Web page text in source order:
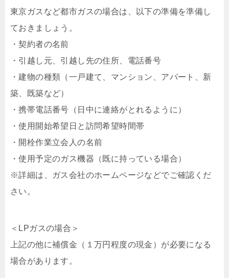
東京ガスなど都市ガスの場合は、以下の準備を準備し
ておきましょう。
・契約者の名前
・引越し元、引越し先の住所、電話番号
・建物の種類（一戸建て、マンション、アパート、新
築、既築など）
・携帯電話番号（日中に連絡がとれるように）
・使用開始希望日と訪問希望時間帯
・開栓作業立会人の名前
・使用予定のガス機器（既に持っている場合）
※詳細は、ガス会社のホームページなどでご確認くだ
さい。
＜LPガスの場合＞
上記の他に補償金（１万円程度の現金）が必要になる
場合があります。